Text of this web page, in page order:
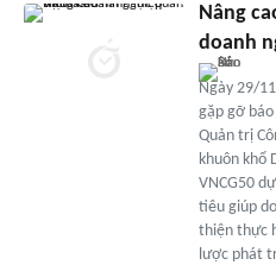
Nâng
doanh
Ngày 29/
gặp gỡ
Quản trị
khuôn khổ
VNCG50
tiêu giúp
thiện thực
lược phát